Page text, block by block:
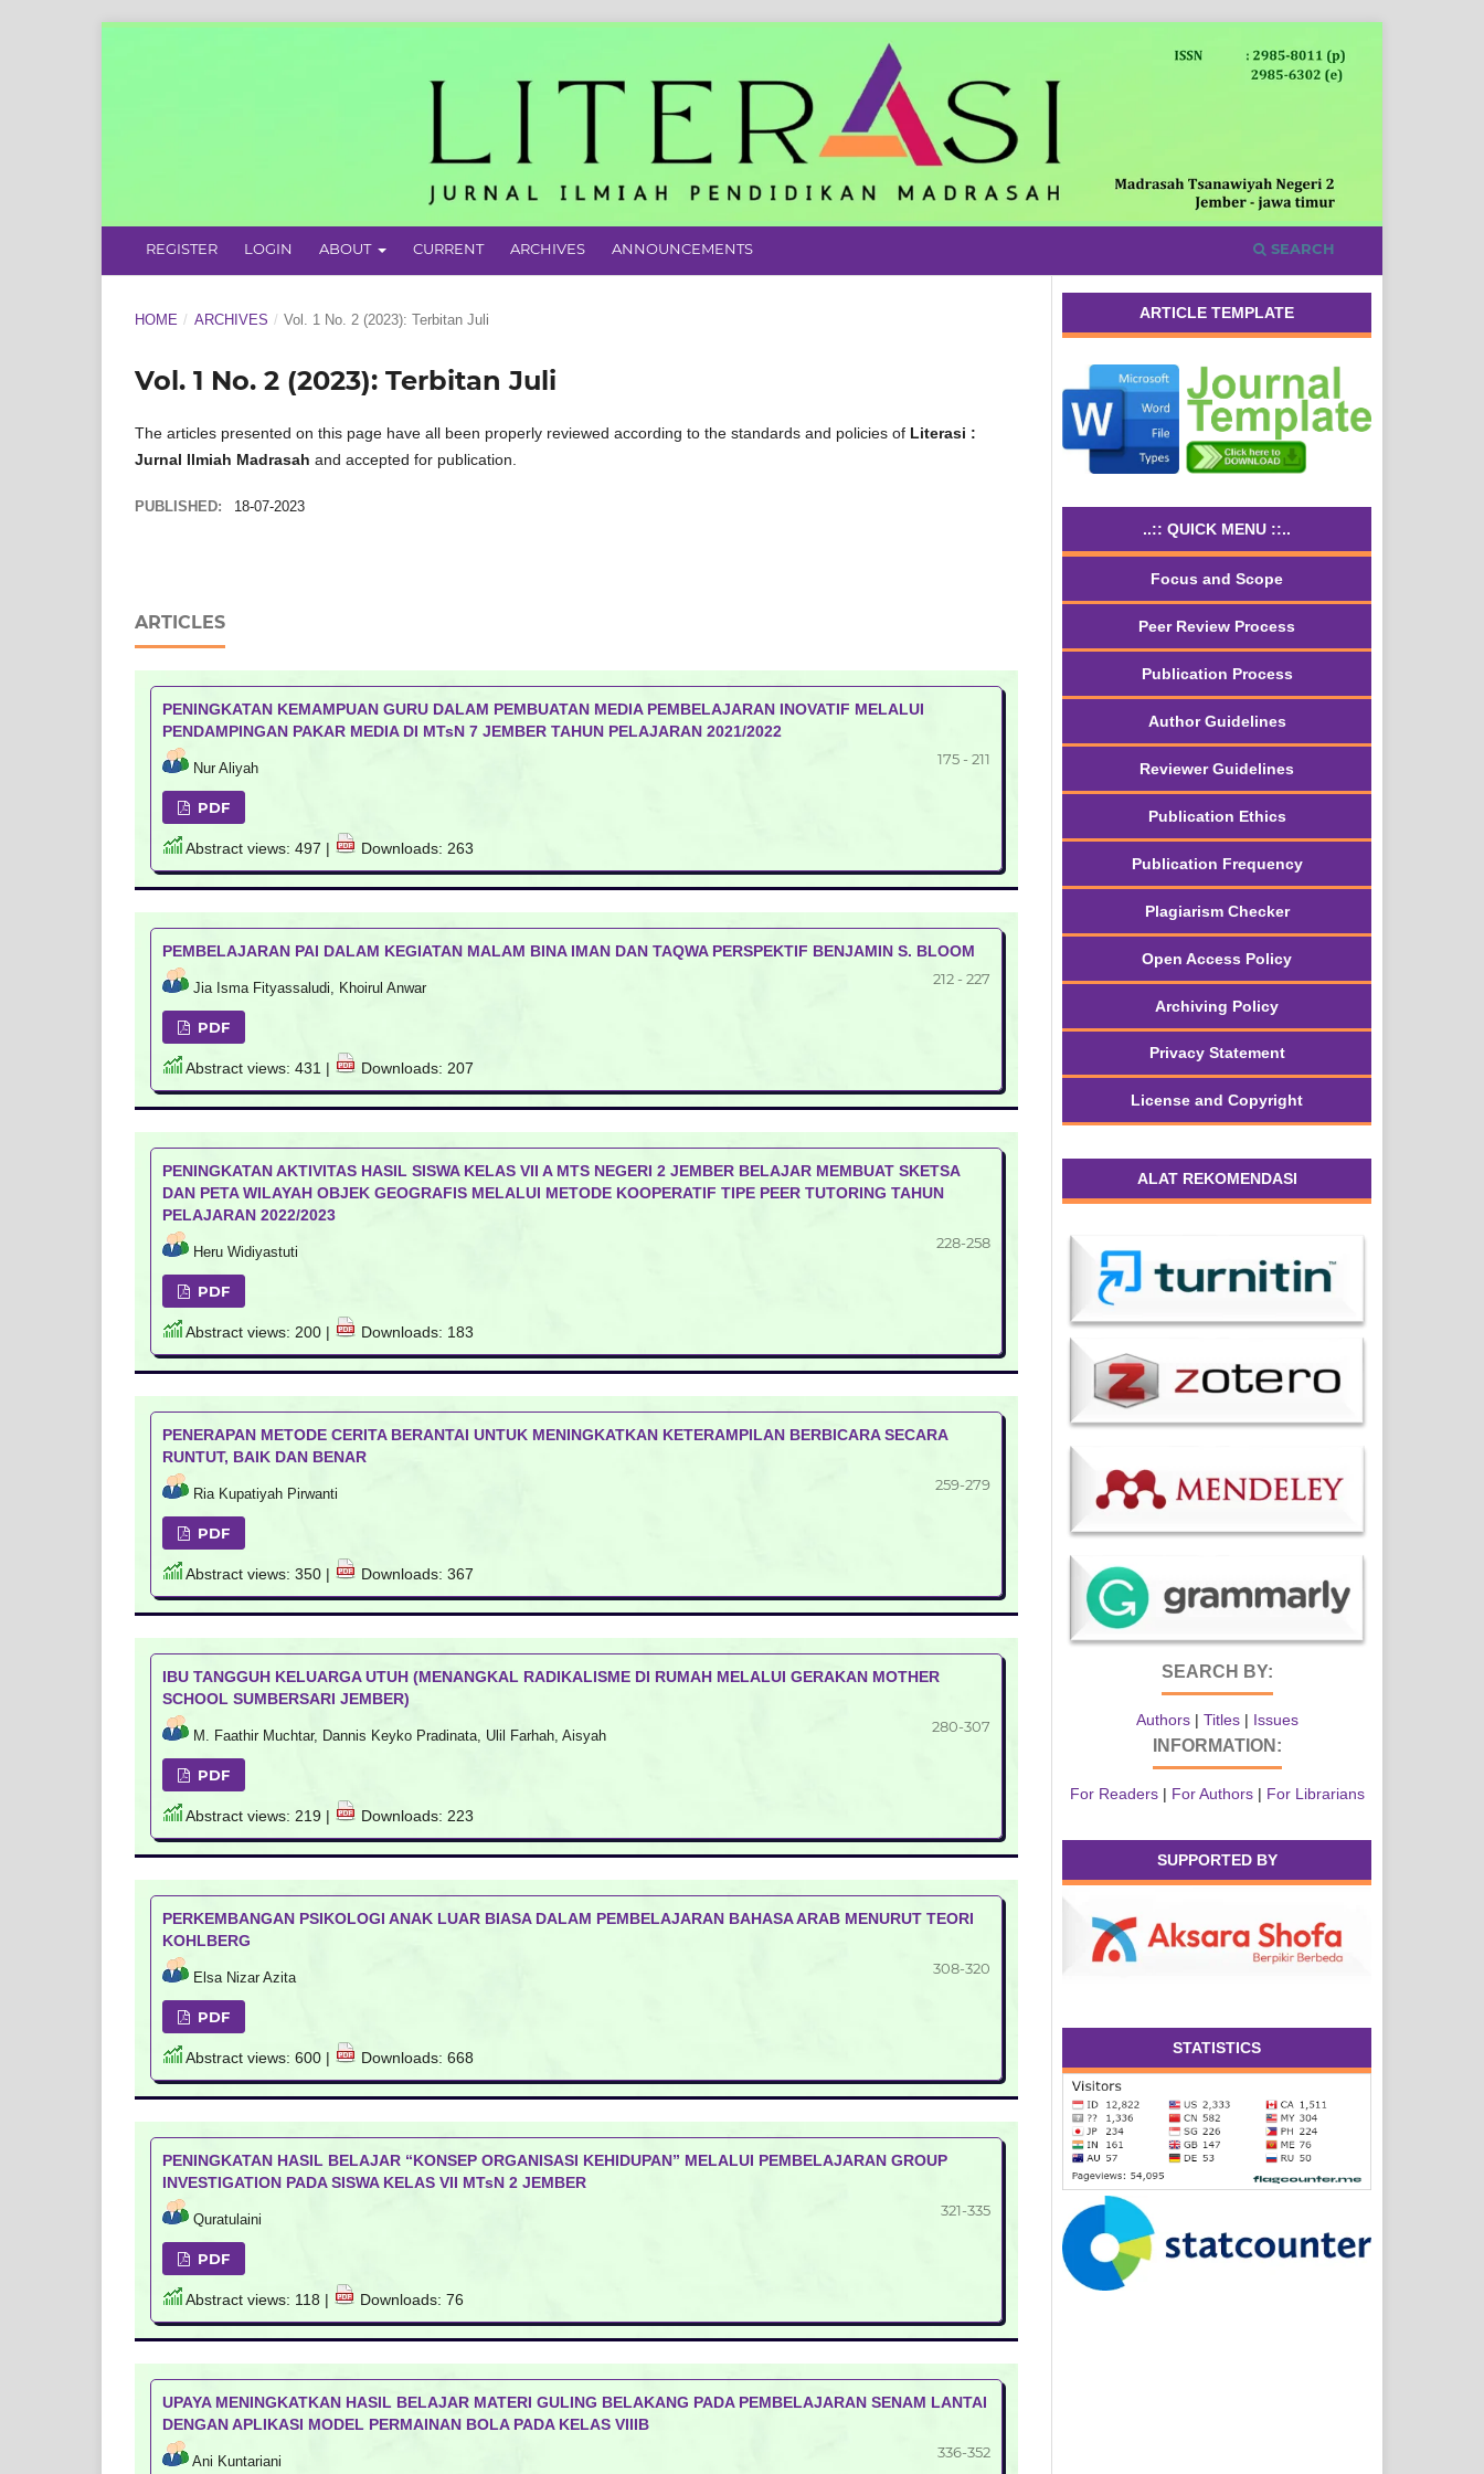
REGISTER LOGIN ABOUT CURRENT ARCHIVES ANNOUNCEMENTS SEARCH
HOME / ARCHIVES / Vol. 1 No. 2 (2023): Terbitan Juli
Vol. 1 No. 2 (2023): Terbitan Juli
The articles presented on this page have all been properly reviewed according to the standards and policies of Literasi :
Jurnal Ilmiah Madrasah and accepted for publication.
PUBLISHED: 18-07-2023
ARTICLES
PENINGKATAN KEMAMPUAN GURU DALAM PEMBUATAN MEDIA PEMBELAJARAN INOVATIF MELALUI
PENDAMPINGAN PAKAR MEDIA DI MTsN 7 JEMBER TAHUN PELAJARAN 2021/2022
Nur Aliyah
175 - 211
PDF
Abstract views: 497 | Downloads: 263
PEMBELAJARAN PAI DALAM KEGIATAN MALAM BINA IMAN DAN TAQWA PERSPEKTIF BENJAMIN S. BLOOM
Jia Isma Fityassaludi, Khoirul Anwar
212 - 227
PDF
Abstract views: 431 | Downloads: 207
PENINGKATAN AKTIVITAS HASIL SISWA KELAS VII A MTS NEGERI 2 JEMBER BELAJAR MEMBUAT SKETSA
DAN PETA WILAYAH OBJEK GEOGRAFIS MELALUI METODE KOOPERATIF TIPE PEER TUTORING TAHUN
PELAJARAN 2022/2023
Heru Widiyastuti
228-258
PDF
Abstract views: 200 | Downloads: 183
PENERAPAN METODE CERITA BERANTAI UNTUK MENINGKATKAN KETERAMPILAN BERBICARA SECARA
RUNTUT, BAIK DAN BENAR
Ria Kupatiyah Pirwanti
259-279
PDF
Abstract views: 350 | Downloads: 367
IBU TANGGUH KELUARGA UTUH (MENANGKAL RADIKALISME DI RUMAH MELALUI GERAKAN MOTHER
SCHOOL SUMBERSARI JEMBER)
M. Faathir Muchtar, Dannis Keyko Pradinata, Ulil Farhah, Aisyah
280-307
PDF
Abstract views: 219 | Downloads: 223
PERKEMBANGAN PSIKOLOGI ANAK LUAR BIASA DALAM PEMBELAJARAN BAHASA ARAB MENURUT TEORI
KOHLBERG
Elsa Nizar Azita
308-320
PDF
Abstract views: 600 | Downloads: 668
PENINGKATAN HASIL BELAJAR “KONSEP ORGANISASI KEHIDUPAN” MELALUI PEMBELAJARAN GROUP
INVESTIGATION PADA SISWA KELAS VII MTsN 2 JEMBER
Quratulaini
321-335
PDF
Abstract views: 118 | Downloads: 76
UPAYA MENINGKATKAN HASIL BELAJAR MATERI GULING BELAKANG PADA PEMBELAJARAN SENAM LANTAI
DENGAN APLIKASI MODEL PERMAINAN BOLA PADA KELAS VIIIB
Ani Kuntariani
336-352
ARTICLE TEMPLATE
..:: QUICK MENU ::..
Focus and Scope
Peer Review Process
Publication Process
Author Guidelines
Reviewer Guidelines
Publication Ethics
Publication Frequency
Plagiarism Checker
Open Access Policy
Archiving Policy
Privacy Statement
License and Copyright
ALAT REKOMENDASI
SEARCH BY:
Authors| Titles| Issues
INFORMATION:
For Readers| For Authors| For Librarians
SUPPORTED BY
STATISTICS